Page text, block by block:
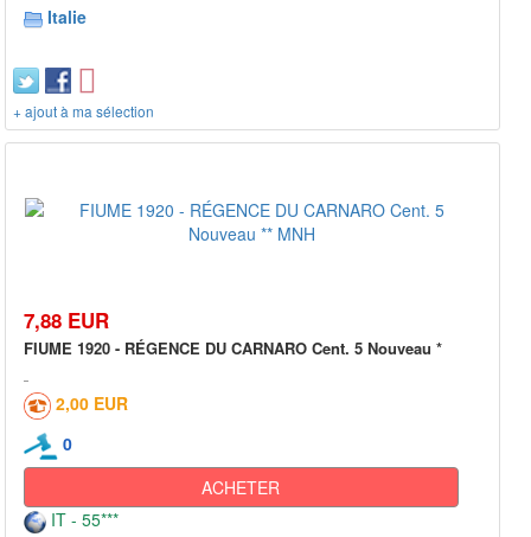
Italie
+ ajout à ma sélection
7,88 EUR
FIUME 1920 - RÉGENCE DU CARNARO Cent. 5 Nouveau *
2,00 EUR
0
ACHETER
IT - 55***